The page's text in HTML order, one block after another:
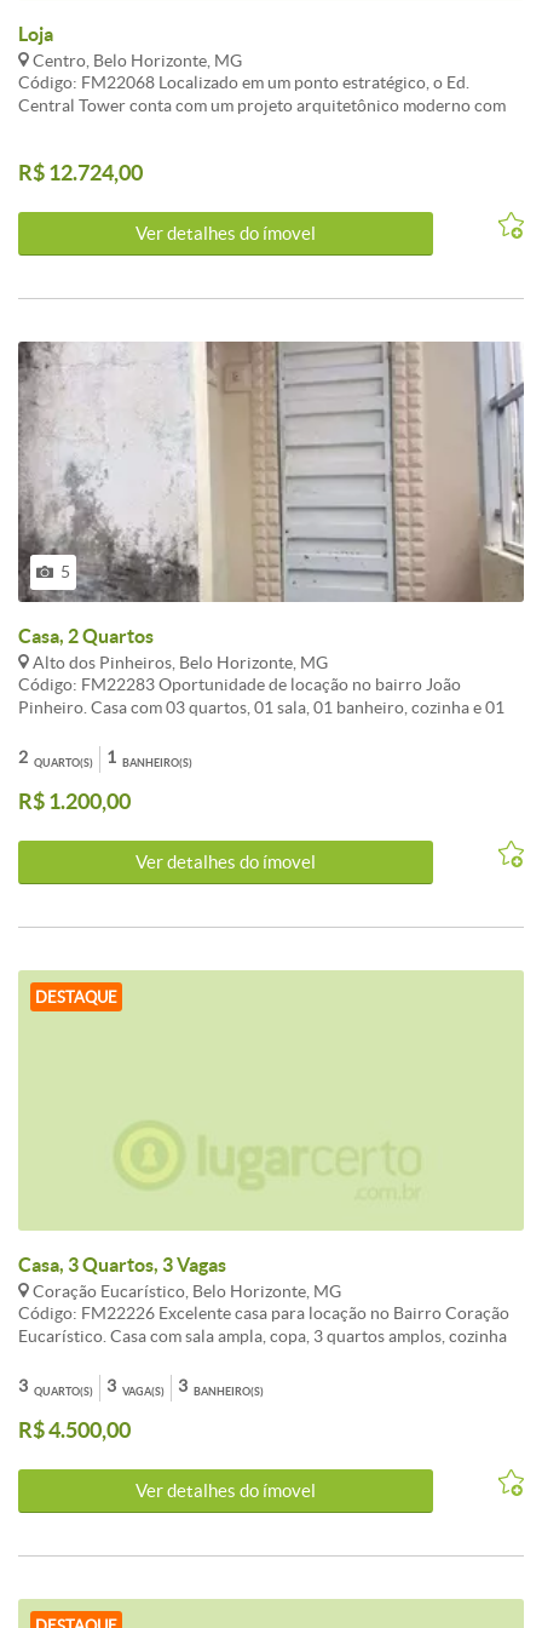
Loja
Centro, Belo Horizonte, MG
Código: FM22068 Localizado em um ponto estratégico, o Ed.
Central Tower conta com um projeto arquitetônico moderno com
CARACTERISTICAS:3 Elevador social
R$ 12.724,00
Ver detalhes do ímovel
5
Casa, 2 Quartos
Alto dos Pinheiros, Belo Horizonte, MG
Código: FM22283 Oportunidade de locação no bairro João
Pinheiro. Casa com 03 quartos, 01 sala, 01 banheiro, cozinha e 01
QUARTO(S)
2 BANHEIRO(S)
1
R$ 1.200,00
Ver detalhes do ímovel
DESTAQUE
Casa, 3 Quartos, 3 Vagas
Coração Eucarístico, Belo Horizonte, MG
Código: FM22226 Excelente casa para locação no Bairro Coração
Eucarístico. Casa com sala ampla, copa, 3 quartos amplos, cozinha
diversos tipos de plantas. Excelente localização.
CARACTERISTICAS:Cozinha com armários - 2 Banheiros com
armários - 1 Banhos com blindex - D.C.E. - Despensa - Sol da manhã
QUARTO(S)
3 VAGA(S)
3 BANHEIRO(S)
3
R$ 4.500,00
Ver detalhes do ímovel